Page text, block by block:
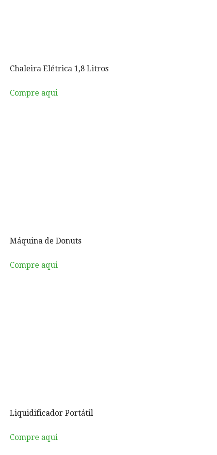
Chaleira Elétrica 1,8 Litros
Compre aqui
Máquina de Donuts
Compre aqui
Liquidificador Portátil
Compre aqui